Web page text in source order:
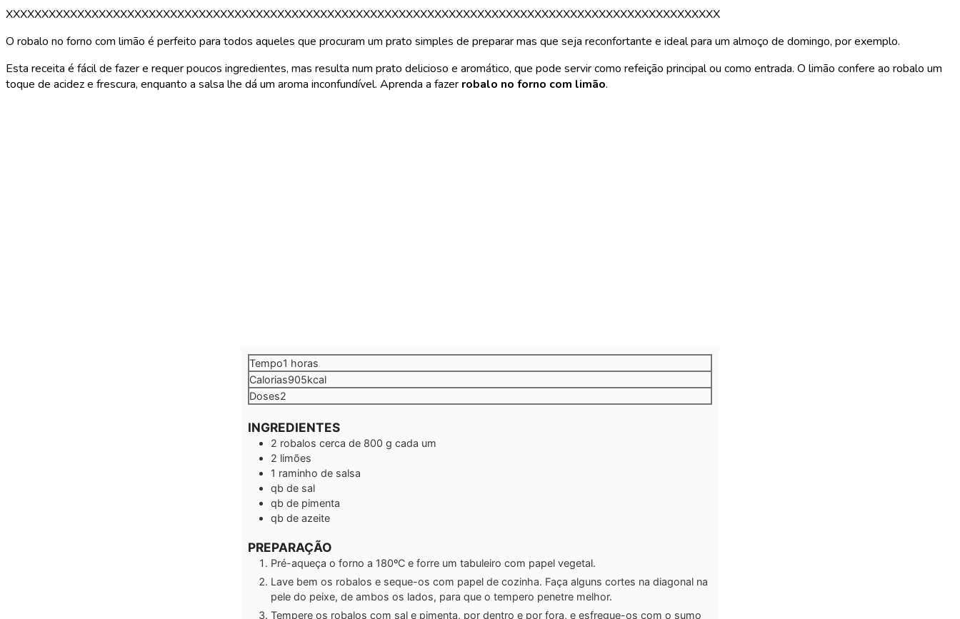
XXXXXXXXXXXXXXXXXXXXXXXXXXXXXXXXXXXXXXXXXXXXXXXXXXXXXXXXXXXXXXXXXXXXXXXXXXXXXXXXXXXXXXXXXXXXXXXXXXXX
O robalo no forno com limão é perfeito para todos aqueles que procuram um prato simples de preparar mas que seja reconfortante e ideal para um almoço de domingo, por exemplo.
Esta receita é fácil de fazer e requer poucos ingredientes, mas resulta num prato delicioso e aromático, que pode servir como refeição principal ou como entrada. O limão confere ao robalo um
toque de acidez e frescura, enquanto a salsa lhe dá um aroma inconfundível. Aprenda a fazer robalo no forno com limão.
Tempo1 hora
horas
Calorias905kcal
Doses2
INGREDIENTES
2 robalos cerca de 800 g cada um
2 limões
1 raminho de salsa
qb de sal
qb de pimenta
qb de azeite
PREPARAÇÃO
Pré-aqueça o forno a 180ºC e forre um tabuleiro com papel vegetal.
Lave bem os robalos e seque-os com papel de cozinha. Faça alguns cortes na diagonal na
pele do peixe, de ambos os lados, para que o tempero penetre melhor.
Tempere os robalos com sal e pimenta, por dentro e por fora, e esfregue-os com o sumo